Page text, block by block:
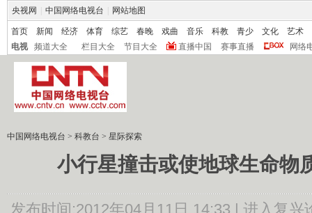
央视网 中国网络电视台 网站地图
首页 新闻 经济 体育 综艺 春晚 戏曲 音乐 科教 青少 文化
艺术
电视
频道大全 栏目大全 节目大全 直播中国 赛事直播 网络
中国网络电视台 > 科教台 > 星际探索
小行星撞击或使地球生命物
发布时间:2012年04月11日 14:33 | 进入复兴